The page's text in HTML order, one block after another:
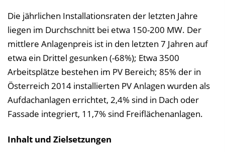
Die jährlichen Installationsraten der letzten Jahre
liegen im Durchschnitt bei etwa 150-200 MW. Der
mittlere Anlagenpreis ist in den letzten 7 Jahren auf
etwa ein Drittel gesunken (-68%); Etwa 3500
Arbeitsplätze bestehen im PV Bereich; 85% der in
Österreich 2014 installierten PV Anlagen wurden als
Aufdachanlagen errichtet, 2,4% sind in Dach oder
Fassade integriert, 11,7% sind Freiflächenanlagen.
Inhalt und Zielsetzungen